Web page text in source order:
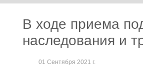
В ходе приема
наследования и
01 Сентября 2021 г.